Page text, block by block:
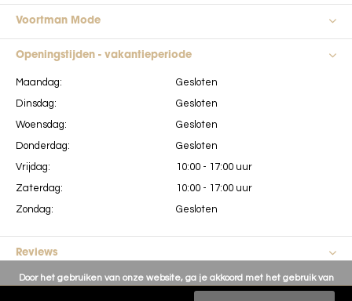
Voortman Mode
Openingstijden - vakantieperiode
Maandag:
Dinsdag:
Woensdag:
Donderdag:
Vrijdag:
Zaterdag:
Zondag:
Gesloten
Gesloten
Gesloten
Gesloten
10:00 - 17:00 uur
10:00 - 17:00 uur
Gesloten
Reviews
Door het gebruiken van onze website, ga je akkoord met het gebruik van